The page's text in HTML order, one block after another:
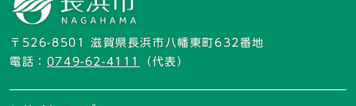
〒526-8501 滋賀県長浜市八幡東町632番地
電話： 0749-62-4111 （代表）